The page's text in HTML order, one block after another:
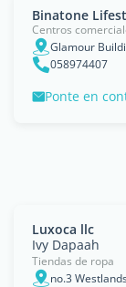
Binatone
Centros
Glamour
058974407
Ponte en
Luxoca llc
Ivy Dapaah
Tiendas de ropa
no.3